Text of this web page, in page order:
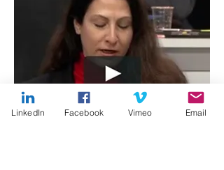
LinkedIn Facebook Vimeo Email